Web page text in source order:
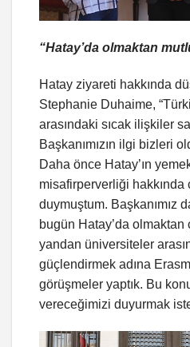
“Hatay’da olmaktan
Hatay ziyareti hakkında
Stephanie Duhaime,
arasındaki sıcak ilişkiler
Başkanımızın ilgi bizleri
Daha önce Hatay’ın
misafirperverliği
duymuştum. Başkanımız
bugün Hatay’da olmaktan
yandan üniversiteler
güçlendirmek adına
görüşmeler yaptık. Bu
vereceğimizi duyurmak